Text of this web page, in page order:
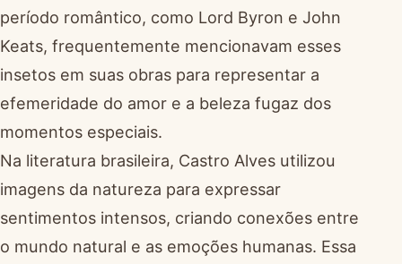
período romântico, como Lord Byron e John
Keats, frequentemente mencionavam esses
insetos em suas obras para representar a
efemeridade do amor e a beleza fugaz dos
momentos especiais.
Na literatura brasileira, Castro Alves utilizou
imagens da natureza para expressar
sentimentos intensos, criando conexões entre
o mundo natural e as emoções humanas. Essa